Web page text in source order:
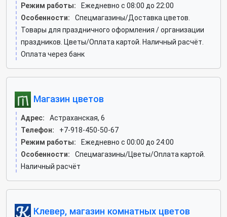
Режим работы:
Ежедневно с 08:00 до 22:00
Особенности:
Спецмагазины/Доставка цветов.
Товары для праздничного оформления / организации
праздников. Цветы/Оплата картой. Наличный расчёт.
Оплата через банк
Магазин цветов
Адрес:
Астраханская, 6
Телефон:
+7-918-450-50-67
Режим работы:
Ежедневно с 00:00 до 24:00
Особенности:
Спецмагазины/Цветы/Оплата картой.
Наличный расчёт
Клевер, магазин комнатных цветов